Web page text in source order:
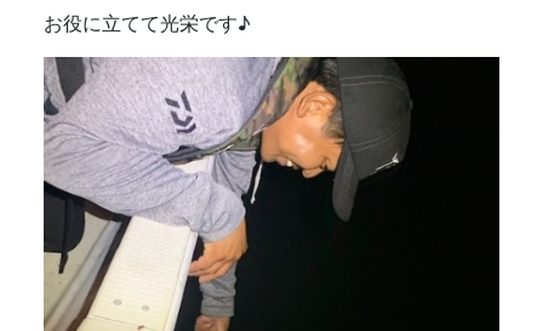
お役に立てて光栄です♪